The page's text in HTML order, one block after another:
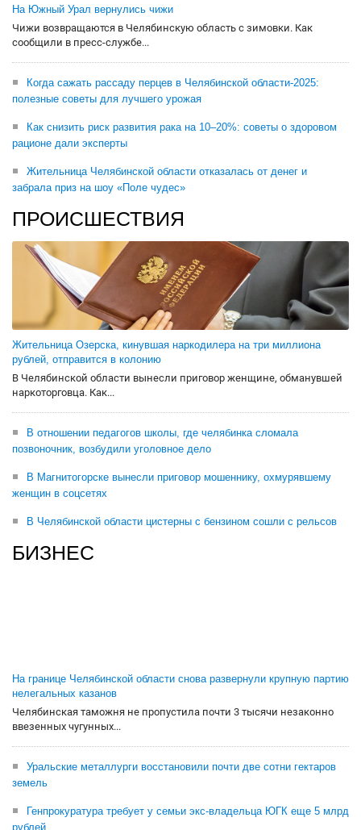
На Южный Урал вернулись чижи
Чижи возвращаются в Челябинскую область с зимовки. Как
сообщили в пресс-службе...
Когда сажать рассаду перцев в Челябинской области-2025:
полезные советы для лучшего урожая
Как снизить риск развития рака на 10–20%: советы о здоровом
рационе дали эксперты
Жительница Челябинской области отказалась от денег и
забрала приз на шоу «Поле чудес»
ПРОИСШЕСТВИЯ
Жительница Озерска, кинувшая наркодилера на три миллиона
рублей, отправится в колонию
В Челябинской области вынесли приговор женщине, обманувшей
наркоторговца. Как...
В отношении педагогов школы, где челябинка сломала
позвоночник, возбудили уголовное дело
В Магнитогорске вынесли приговор мошеннику, охмурявшему
женщин в соцсетях
В Челябинской области цистерны с бензином сошли с рельсов
БИЗНЕС
На границе Челябинской области снова развернули крупную партию
нелегальных казанов
Челябинская таможня не пропустила почти 3 тысячи незаконно
ввезенных чугунных...
Уральские металлурги восстановили почти две сотни гектаров
земель
Генпрокуратура требует у семьи экс-владельца ЮГК еще 5 млрд
рублей